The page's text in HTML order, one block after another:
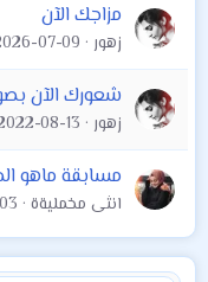
مزاجك الآن
زهور 07-09
شعورك الآن
زهور 08-13
مسابقة ماهو
انثى مخمليةة